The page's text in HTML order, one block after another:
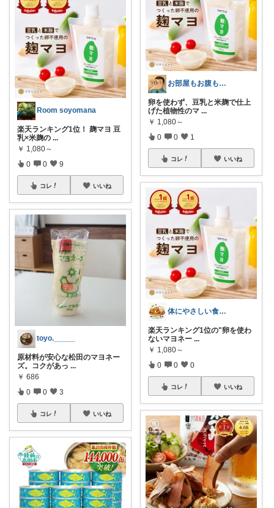
Room soyomana
楽天ランキング1位！ 麹マヨ 豆
乳×米麹の ...
￥ 1,080～
0 0 9
コレ いいね
toyo._____
原材料が安心な松田のマヨネー
ズ。コクがあっ ...
￥ 686
0 0 3
コレ いいね
お部屋もお腹もピッカピカの専門家
卵を使わず、豆乳と米麹で仕上
げた植物性のマ ...
￥ 1,080～
0 0 1
コレ いいね
体にやさしい食卓ROOM
楽天ランキング1位の"卵を使わ
ないマヨネー ...
￥ 1,080～
0 0 0
コレ いいね